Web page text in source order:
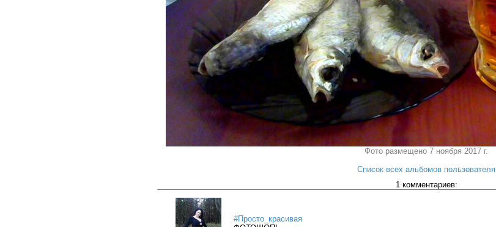
Фото размещено 7 ноября 2017 г.
Список всех альбомов пользователя
1 комментариев:
#Просто_красивая